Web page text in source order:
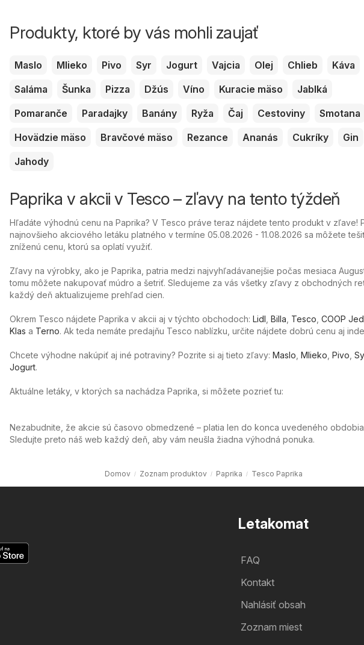
Produkty, ktoré by vás mohli zaujať
Maslo Mlieko Pivo Syr Jogurt Vajcia Olej Chlieb
Káva
Saláma
Šunka Pizza Džús Víno Kuracie mäso
Jablká
Pomaranče
Paradajky Banány Ryža Čaj Cestoviny
Smotana
Hovädzie mäso
Bravčové mäso Rezance Ananás Cukríky
Gin
Jahody
Paprika v akcii v Tesco – zľavy na tento týždeň
Hľadáte výhodnú cenu na Paprika? V Tesco práve teraz nájdete tento produkt v zľave!
najnovšieho akciového letáku platného v termíne 05.08.2026 - 11.08.2026 sa môžete
zníženú cenu, ktorú sa oplatí využiť.
Zľavy na výrobky, ako je Paprika, patria medzi najvyhľadávanejšie počas mesiaca
tomu môžete nakupovať múdro a šetriť. Sledujeme za vás všetky zľavy z obchodných
každý deň aktualizujeme prehľad cien.
Okrem Tesco nájdete Paprika v akcii aj v týchto obchodoch: Lidl Billa Tesco COOP
Klas a Terno. Ak teda nemáte predajňu Tesco nablízku, určite nájdete dobrú cenu aj
Chcete výhodne nakúpiť aj iné potraviny? Pozrite si aj tieto zľavy: Maslo Mlieko Pivo
Jogurt.
Aktuálne letáky, v ktorých sa nachádza Paprika, si môžete pozrieť tu:
Nezabudnite, že akcie sú časovo obmedzené – platia len do konca uvedeného
Sledujte preto náš web každý deň, aby vám neušla žiadna výhodná ponuka.
Domov Zoznam produktov Paprika Tesco Paprika
Letakomat
FAQ
Kontakt
Nahlásiť obsah
Zoznam miest